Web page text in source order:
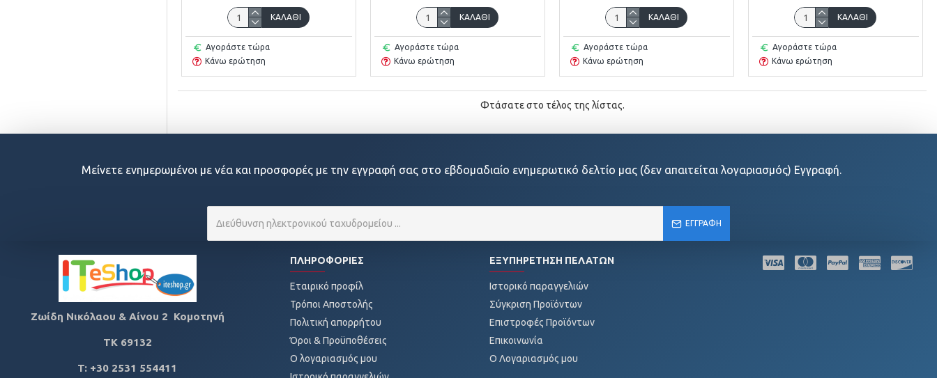
ΚΑΛΆΘΙ
Αγοράστε τώρα
Κάνω ερώτηση
ΚΑΛΆΘΙ
Αγοράστε τώρα
Κάνω ερώτηση
ΚΑΛΆΘΙ
Αγοράστε τώρα
Κάνω ερώτηση
ΚΑΛΆΘΙ
Αγοράστε τώρα
Κάνω ερώτηση
Φτάσατε στο τέλος της λίστας.
Μείνετε ενημερωμένοι με νέα και προσφορές με την εγγραφή σας στο εβδομαδιαίο ενημερωτικό δελτίο μας (δεν απαιτείται λογαριασμός) Εγγραφή.
ΕΓΓΡΑΦΉ
Ζωίδη Νικόλαου & Αίνου 2 Κομοτηνή
ΤΚ 69132
T: +30 2531 554411
ΠΛΗΡΟΦΟΡΊΕΣ
Εταιρικό προφίλ
Τρόποι Αποστολής
Πολιτική απορρήτου
Όροι & Προϋποθέσεις
Ο λογαριασμός μου
ΕΞΥΠΗΡΈΤΗΣΗ ΠΕΛΑΤΏΝ
Ιστορικό παραγγελιών
Σύγκριση Προϊόντων
Επιστροφές Προϊόντων
Επικοινωνία
O Λογαριασμός μου